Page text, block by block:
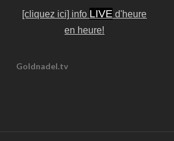
[cliquez ici] info LIVE d'heure
en heure!
Goldnadel.tv